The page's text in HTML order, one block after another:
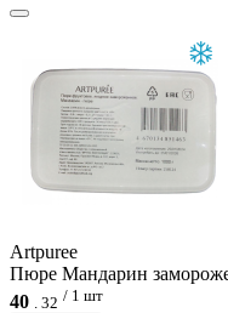
Artpuree
Пюре Мандарин
40
32 / 1 шт